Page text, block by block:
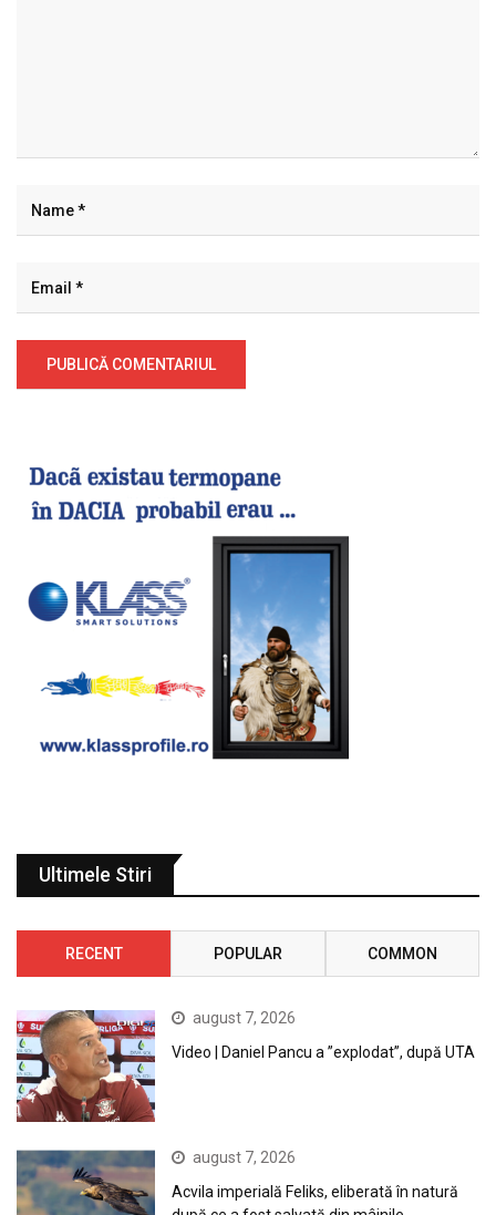
Ultimele Stiri
RECENT POPULAR COMMON
august 7, 2026
Video | Daniel Pancu a ”explodat”, după UTA
august 7, 2026
Acvila imperială Feliks, eliberată în natură